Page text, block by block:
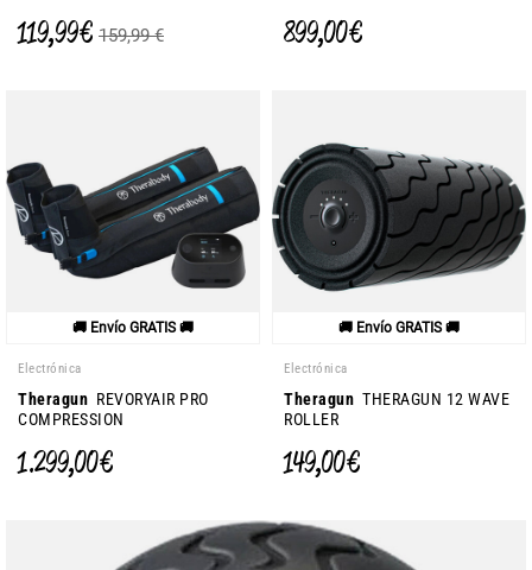
119,99 € 159,99 € 899,00 €
🚚 Envío GRATIS 🚚
Electrónica
Theragun REVORYAIR PRO
COMPRESSION
1.299,00 €
🚚 Envío GRATIS 🚚
Electrónica
Theragun THERAGUN 12 WAVE
ROLLER
149,00 €